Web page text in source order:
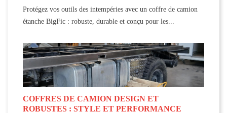
Protégez vos outils des intempéries avec un coffre de camion
étanche BigFic : robuste, durable et conçu pour les...
COFFRES DE CAMION DESIGN ET
ROBUSTES : STYLE ET PERFORMANCE